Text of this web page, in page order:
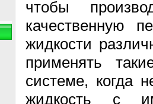
чтобы
качественную
жидкости
применять
системе, когда
жидкость с